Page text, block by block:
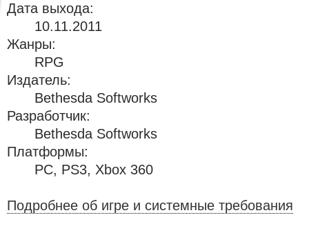
Дата выхода:
10.11.2011
Жанры:
RPG
Издатель:
Bethesda Softworks
Разработчик:
Bethesda Softworks
Платформы:
PC, PS3, Xbox 360
Подробнее об игре и системные требования